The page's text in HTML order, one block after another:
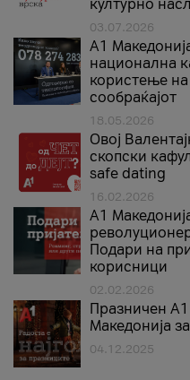
културно
03.07.2026
A1
национална
користење на
сообраќајот
18.05.2026
Овој
скопски
safe dating
16.02.2026
А1
Подари на
корисници
02.02.2026
Празничен
Македонија
04.12.2025